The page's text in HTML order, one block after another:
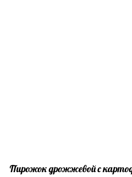
Пирожок дрожжевой с